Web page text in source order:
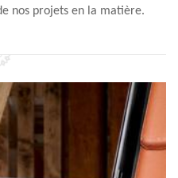
nos projets en la matière.